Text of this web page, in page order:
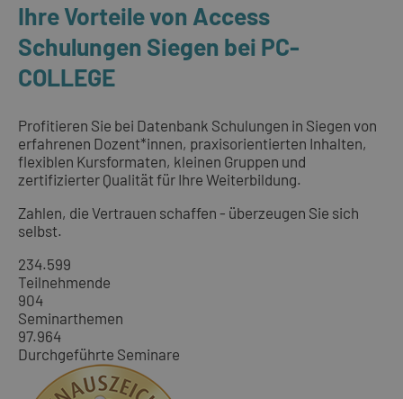
Ihre Vorteile von Access
Schulungen Siegen bei PC-
COLLEGE
Profitieren Sie bei Datenbank Schulungen in Siegen von
erfahrenen Dozent*innen, praxisorientierten Inhalten,
flexiblen Kursformaten, kleinen Gruppen und
zertifizierter Qualität für Ihre Weiterbildung.
Zahlen, die Vertrauen schaffen - überzeugen Sie sich
selbst.
234.599
Teilnehmende
904
Seminarthemen
97.964
Durchgeführte Seminare